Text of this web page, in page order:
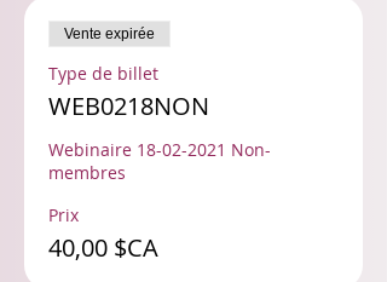
Vente expirée
Type de billet
WEB0218NON
Webinaire 18-02-2021 Non-
membres
Prix
40,00 $CA